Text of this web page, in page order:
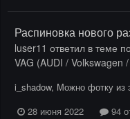
Распиновка нового
luser11 ответил в теме
VAG (AUDI / Volkswagen
i_shadow, Можно фотку из
28 июня 2022
94